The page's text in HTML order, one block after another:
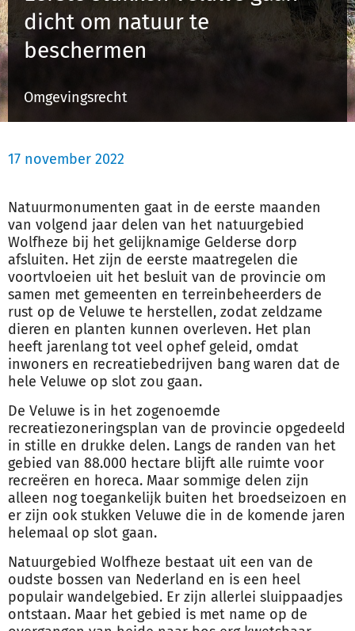
Inloggen
dicht om natuur te
beschermen
Omgevingsrecht
17 november 2022
Natuurmonumenten gaat in de eerste maanden
van volgend jaar delen van het natuurgebied
Wolfheze bij het gelijknamige Gelderse dorp
afsluiten. Het zijn de eerste maatregelen die
voortvloeien uit het besluit van de provincie om
samen met gemeenten en terreinbeheerders de
rust op de Veluwe te herstellen, zodat zeldzame
dieren en planten kunnen overleven. Het plan
heeft jarenlang tot veel ophef geleid, omdat
inwoners en recreatiebedrijven bang waren dat de
hele Veluwe op slot zou gaan.
De Veluwe is in het zogenoemde
recreatiezoneringsplan van de provincie opgedeeld
in stille en drukke delen. Langs de randen van het
gebied van 88.000 hectare blijft alle ruimte voor
recreëren en horeca. Maar sommige delen zijn
alleen nog toegankelijk buiten het broedseizoen en
er zijn ook stukken Veluwe die in de komende jaren
helemaal op slot gaan.
Natuurgebied Wolfheze bestaat uit een van de
oudste bossen van Nederland en is een heel
populair wandelgebied. Er zijn allerlei sluippaadjes
ontstaan. Maar het gebied is met name op de